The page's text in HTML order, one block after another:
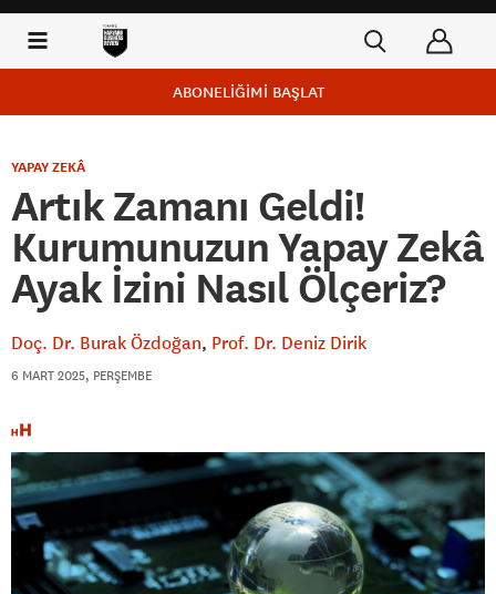
ABONELİĞİMİ BAŞLAT
YAPAY ZEKÂ
Artık Zamanı Geldi!
Kurumunuzun Yapay Zekâ
Ayak İzini Nasıl Ölçeriz?
Doç. Dr. Burak Özdoğan Prof. Dr. Deniz Dirik
6 MART 2025, PERŞEMBE